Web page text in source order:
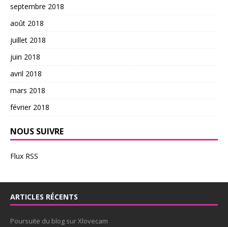
septembre 2018
août 2018
juillet 2018
juin 2018
avril 2018
mars 2018
février 2018
NOUS SUIVRE
Flux RSS
ARTICLES RÉCENTS
Poursuite du blog sur Xlovecam